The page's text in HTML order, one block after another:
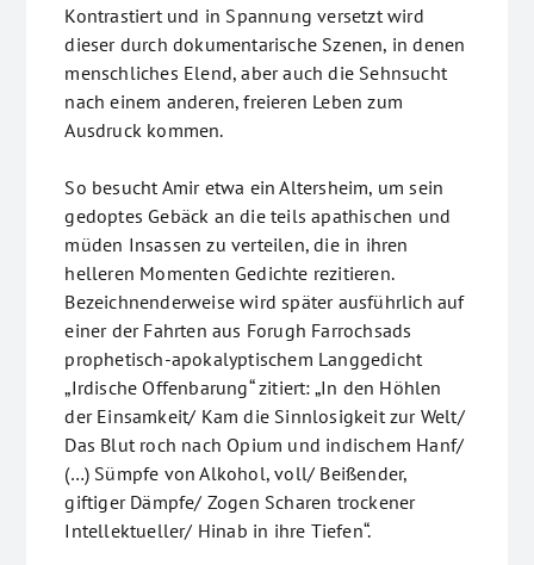
Kontrastiert und in Spannung versetzt wird
dieser durch dokumentarische Szenen, in denen
menschliches Elend, aber auch die Sehnsucht
nach einem anderen, freieren Leben zum
Ausdruck kommen.
So besucht Amir etwa ein Altersheim, um sein
gedoptes Gebäck an die teils apathischen und
müden Insassen zu verteilen, die in ihren
helleren Momenten Gedichte rezitieren.
Bezeichnenderweise wird später ausführlich auf
einer der Fahrten aus Forugh Farrochsads
prophetisch-apokalyptischem Langgedicht
„Irdische Offenbarung“ zitiert: „In den Höhlen
der Einsamkeit/ Kam die Sinnlosigkeit zur Welt/
Das Blut roch nach Opium und indischem Hanf/
(…) Sümpfe von Alkohol, voll/ Beißender,
giftiger Dämpfe/ Zogen Scharen trockener
Intellektueller/ Hinab in ihre Tiefen“.